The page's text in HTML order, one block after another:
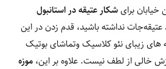
خیابان برایشکار عتیقه در استانبول
نداشته باشید، قدم زدن در این
های زیبای نئو کلاسیک وتماشای بوتیک
خالی از لطف نیست. علاوه بر این، موزه